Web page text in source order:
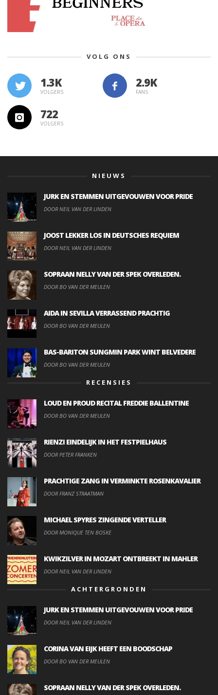
VOLG ONS
1.3K
VOLGERS FANS
722
VOLGERS
NIEUWS
JURK EN STEMMEN UITGEVOUWEN VOOR PRIDE
DOOR NEIL VAN DER LINDEN
JOOST LEKKER LOS IN DEUTSCHES REQUIEM
DOOR NEIL VAN DER LINDEN
SOPRAAN NELLY VAN DER SPEK OVERLEDEN.
DOOR BO VAN DER MEULEN
AIDA IN SEVILLA VERRASSEND PRACHTIG
DOOR BO VAN DER MEULEN
BAS-BARITON SUNGMIN PARK WINT BELVEDERE
DOOR BO VAN DER MEULEN
RECENSIES
LOUD EN PROUD RECITAL FREDDIE BALLENTINE
DOOR BO VAN DER MEULEN
RIENZI EINDELIJK IN HET FESTPIELHAUS
DOOR PETER FRANKEN
PRACHTIGE ZANG IN VERMINKTE ROSENKAVALIER
DOOR FRANZ STRAATMAN
MICHAEL SPYRES ZINGENDE VERTELLER
DOOR MONIQUE TEN BOSKE
KWIKZILVER IN MOZART ONTBREEKT IN MAHLER
DOOR NEIL VAN DER LINDEN
ACHTERGRONDEN
JURK EN STEMMEN UITGEVOUWEN VOOR PRIDE
DOOR NEIL VAN DER LINDEN
CORINA VAN EIJK HEEFT EEN BOODSCHAP
DOOR BO VAN DER MEULEN
SOPRAAN NELLY VAN DER SPEK OVERLEDEN.